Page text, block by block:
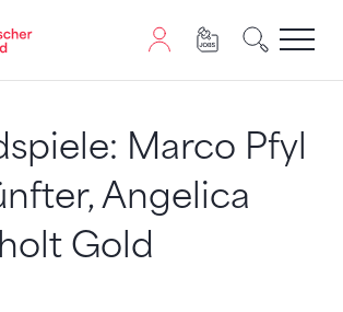
dieser Seite wird JavaScript benötigt.
Marco Pfyl
Angelica
Gold